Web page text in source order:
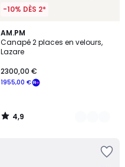
-10% DÈS 2*
AM.PM
Canapé 2 places en velours,
Lazare
1955,00 €
2300,00 €
4,9
/ 5
16
Couleurs
4,9
/